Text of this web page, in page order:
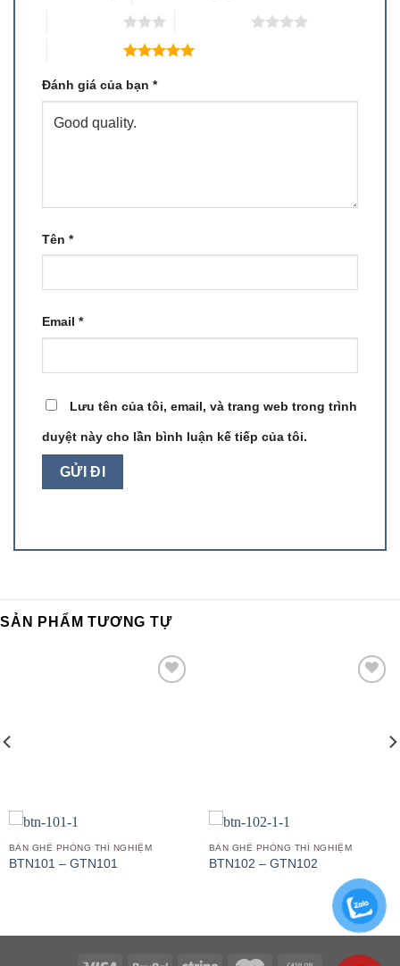
Đánh giá của bạn *
Tên *
Email *
Lưu tên của tôi, email, và trang web trong trình
duyệt này cho lần bình luận kế tiếp của tôi.
SẢN PHẨM TƯƠNG TỰ
BÀN GHẾ PHÒNG THÍ NGHIỆM
BTN101 – GTN101
BÀN GHẾ PHÒNG THÍ NGHIỆM
BTN102 – GTN102